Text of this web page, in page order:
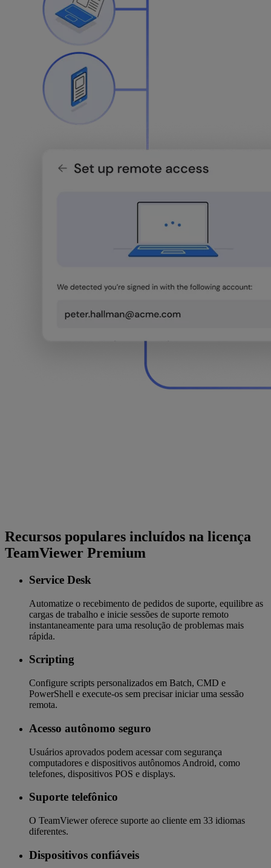
Recursos populares incluídos na licença
TeamViewer Premium
Service Desk
Automatize o recebimento de pedidos de suporte, equilibre as
cargas de trabalho e inicie sessões de suporte remoto
instantaneamente para uma resolução de problemas mais
rápida.
Scripting
Configure scripts personalizados em Batch, CMD e
PowerShell e execute-os sem precisar iniciar uma sessão
remota.
Acesso autônomo seguro
Usuários aprovados podem acessar com segurança
computadores e dispositivos autônomos Android, como
telefones, dispositivos POS e displays.
Suporte telefônico
O TeamViewer oferece suporte ao cliente em 33 idiomas
diferentes.
Dispositivos confiáveis